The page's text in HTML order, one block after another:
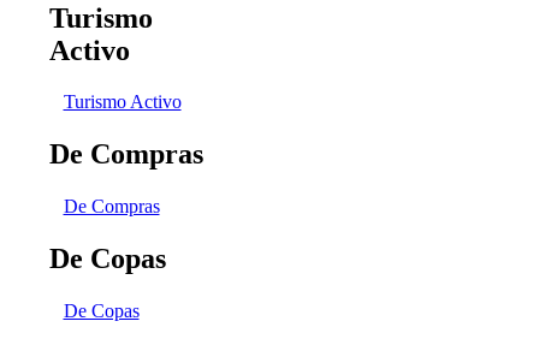
Turismo
Activo
Turismo Activo
De Compras
De Compras
De Copas
De Copas